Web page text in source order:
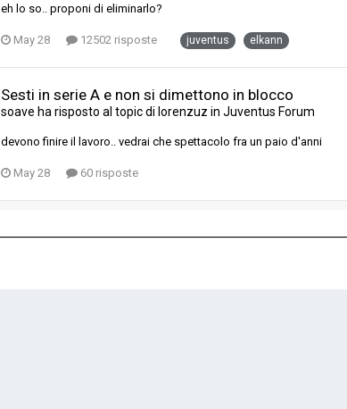
eh lo so.. proponi di eliminarlo?
May 28 12502 risposte juventus elkann
Sesti in serie A e non si dimettono in blocco
soave ha risposto al topic di lorenzuz in Juventus Forum
devono finire il lavoro.. vedrai che spettacolo fra un paio d'anni
May 28 60 risposte